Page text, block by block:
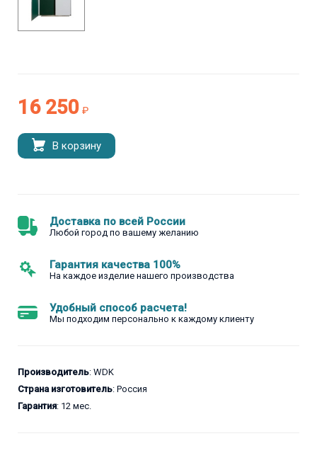
16 250 ₽
В корзину
Доставка по всей России
Любой город по вашему желанию
Гарантия качества 100%
На каждое изделие нашего производства
Удобный способ расчета!
Мы подходим персонально к каждому клиенту
Производитель: WDK
Страна изготовитель: Россия
Гарантия: 12 мес.